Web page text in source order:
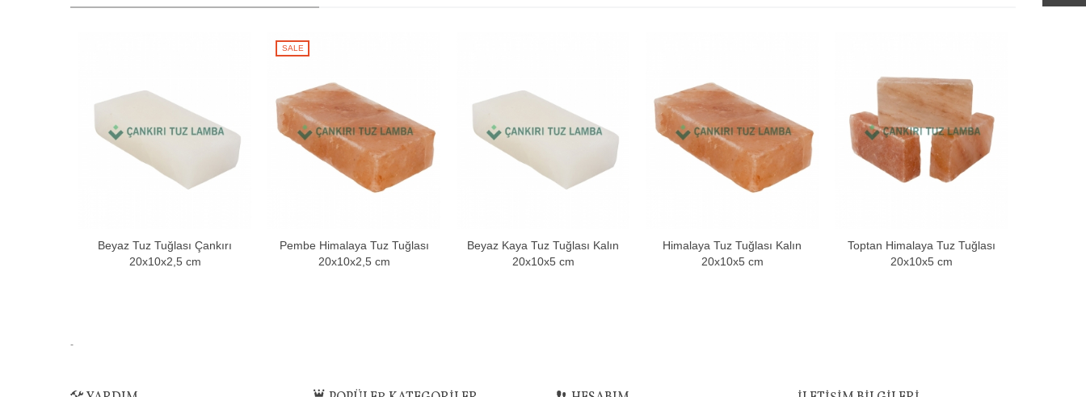
Sepete Ekle
Beyaz Tuz Tuğlası Çankırı
20x10x2,5 cm
SALE
Sepete Ekle
Pembe Himalaya Tuz Tuğlası
20x10x2,5 cm
Sepete Ekle
Beyaz Kaya Tuz Tuğlası Kalın
20x10x5 cm
Sepete Ekle
Himalaya Tuz Tuğlası Kalın
20x10x5 cm
Sepete Ekle
Toptan Himalaya Tuz Tuğlası
20x10x5 cm
-